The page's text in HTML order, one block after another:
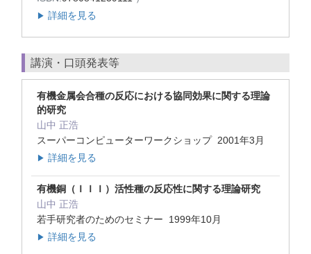
▶ 詳細を見る
講演・口頭発表等
有機金属会合種の反応における協同効果に関する理論
的研究
山中 正浩
スーパーコンピューターワークショップ 2001年3月
▶ 詳細を見る
有機銅（ＩＩＩ）活性種の反応性に関する理論研究
山中 正浩
若手研究者のためのセミナー 1999年10月
▶ 詳細を見る